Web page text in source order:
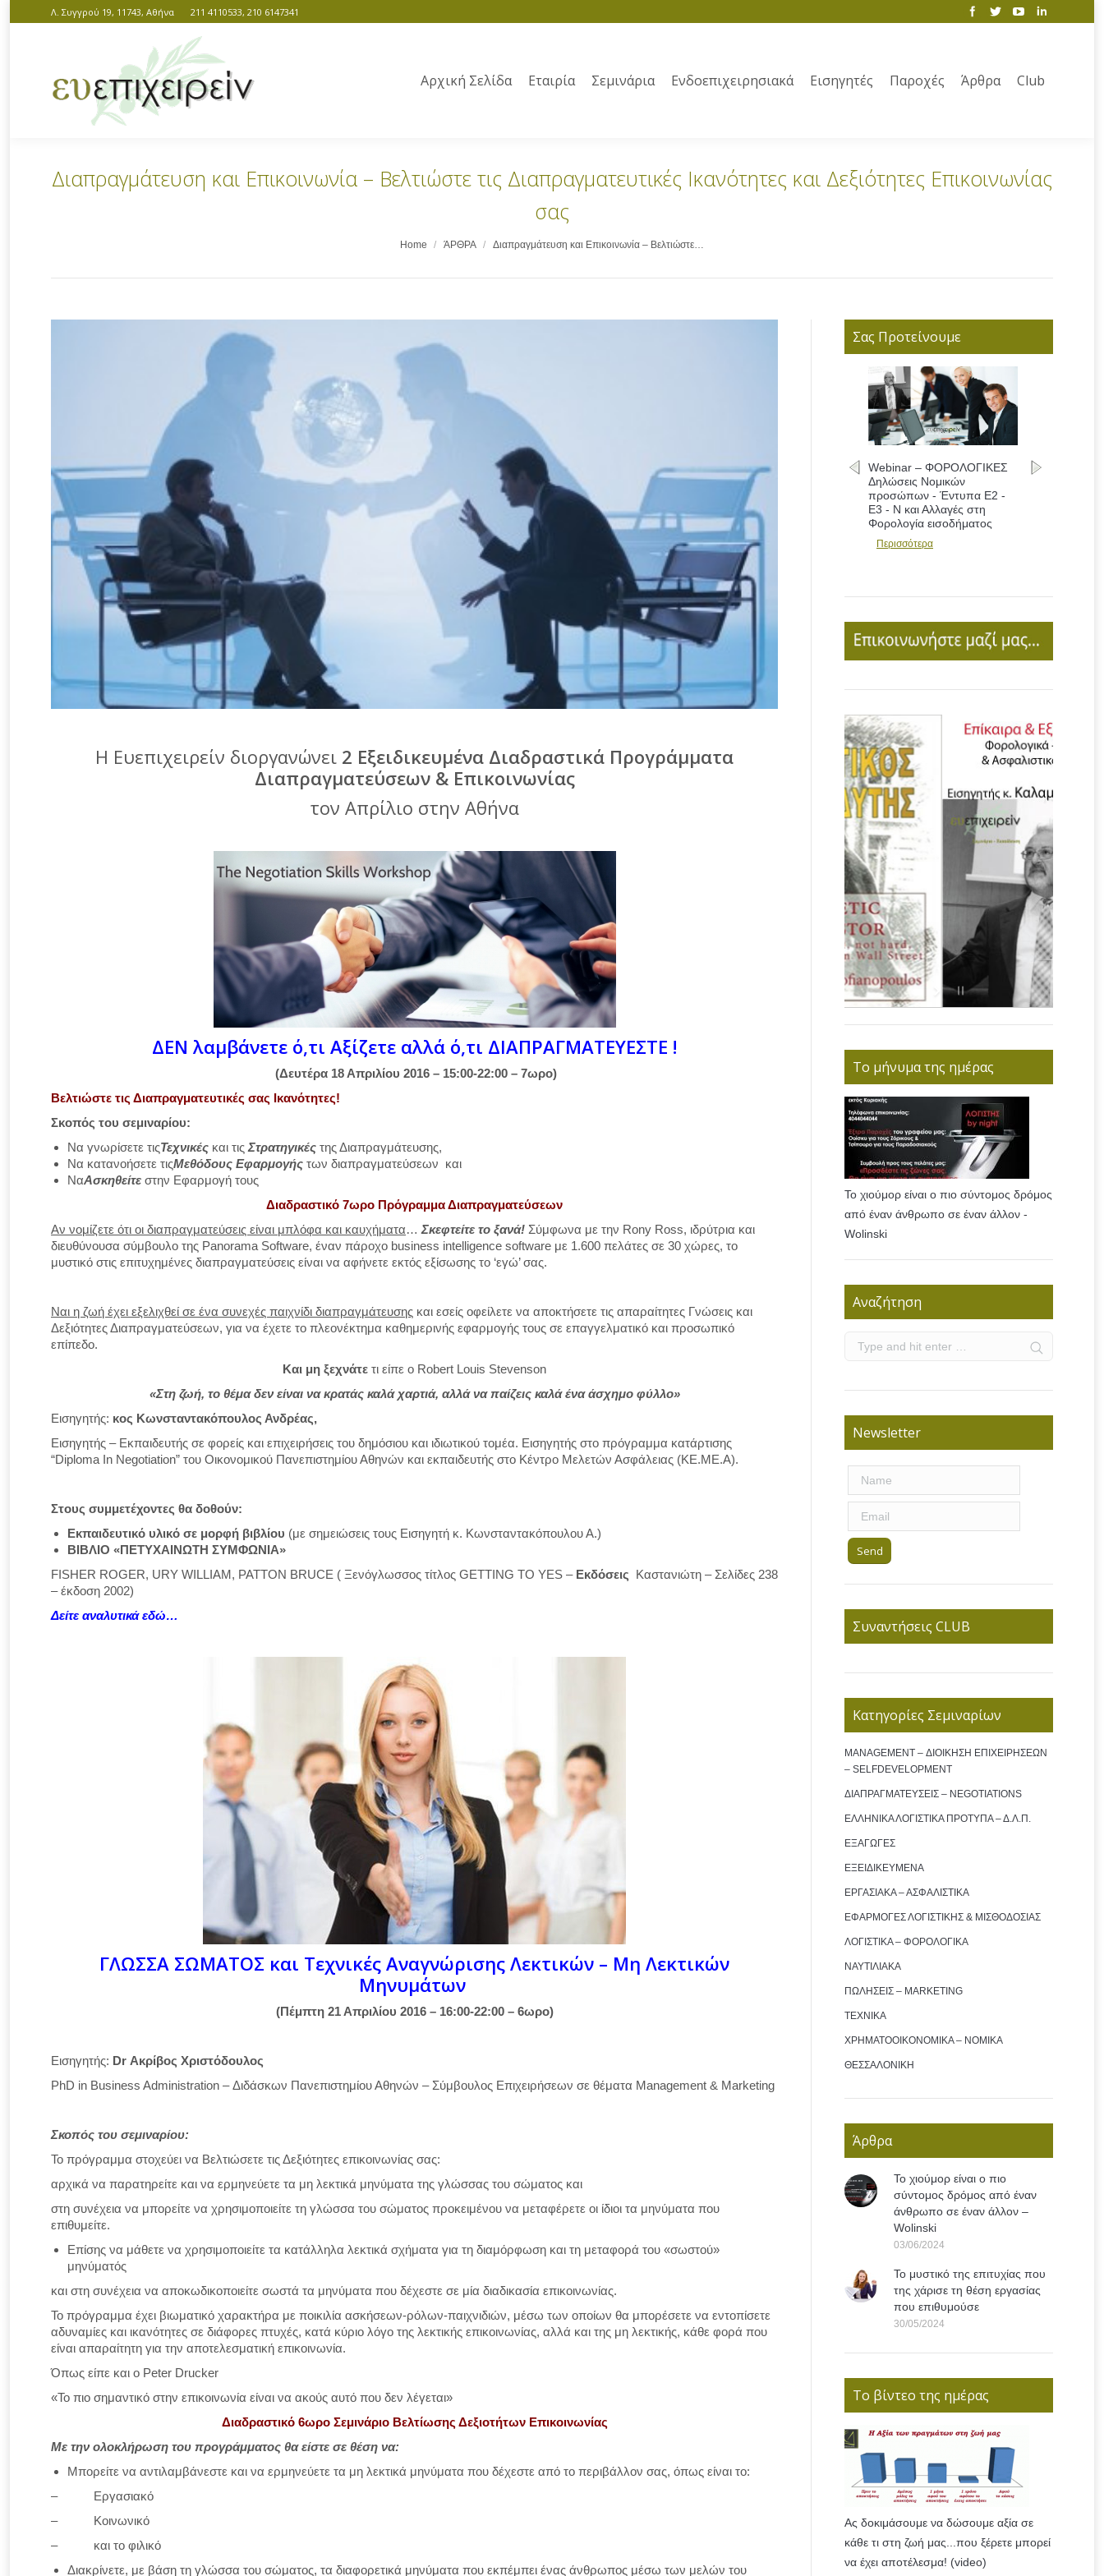
Λ. Συγγρού 19, 11743, Αθήνα 211 4110533, 210 6147341
Αρχική Σελίδα Εταιρία Σεμινάρια Ενδοεπιχειρησιακά Εισηγητές Παροχές Άρθρα Club
Διαπραγμάτευση και Επικοινωνία – Βελτιώστε τις Διαπραγματευτικές Ικανότητες και Δεξιότητες Επικοινωνίας
σας
Home ΆΡΘΡΑ Διαπραγμάτευση και Επικοινωνία – Βελτιώστε…
Η Ευεπιχειρείν διοργανώνει 2 Εξειδικευμένα Διαδραστικά Προγράμματα
Διαπραγματεύσεων & Επικοινωνίας
τον Απρίλιο στην Αθήνα
ΔΕΝ λαμβάνετε ό,τι Αξίζετε αλλά ό,τι ΔΙΑΠΡΑΓΜΑΤΕΥΕΣΤΕ !
(Δευτέρα 18 Απριλίου 2016 – 15:00-22:00 – 7ωρο)
Βελτιώστε τις Διαπραγματευτικές σας Ικανότητες!
Σκοπός του σεμιναρίου:
Να γνωρίσετε τιςΤεχνικές και τις Στρατηγικές της Διαπραγμάτευσης,
Να κατανοήσετε τιςΜεθόδους Εφαρμογής των διαπραγματεύσεων και
ΝαΑσκηθείτε στην Εφαρμογή τους
Διαδραστικό 7ωρο Πρόγραμμα Διαπραγματεύσεων
Αν νομίζετε ότι οι διαπραγματεύσεις είναι μπλόφα και καυχήματα… Σκεφτείτε το ξανά! Σύμφωνα με την Rony Ross, ιδρύτρια και
διευθύνουσα σύμβουλο της Panorama Software, έναν πάροχο business intelligence software με 1.600 πελάτες σε 30 χώρες, το
μυστικό στις επιτυχημένες διαπραγματεύσεις είναι να αφήνετε εκτός εξίσωσης το ‘εγώ’ σας.
Ναι η ζωή έχει εξελιχθεί σε ένα συνεχές παιχνίδι διαπραγμάτευσης και εσείς οφείλετε να αποκτήσετε τις απαραίτητες Γνώσεις και
Δεξιότητες Διαπραγματεύσεων, για να έχετε το πλεονέκτημα καθημερινής εφαρμογής τους σε επαγγελματικό και προσωπικό
επίπεδο.
Και μη ξεχνάτε τι είπε ο Robert Louis Stevenson
«Στη ζωή, το θέμα δεν είναι να κρατάς καλά χαρτιά, αλλά να παίζεις καλά ένα άσχημο φύλλο»
Εισηγητής: κος Κωνσταντακόπουλος Ανδρέας,
Eισηγητής – Εκπαιδευτής σε φορείς και επιχειρήσεις του δημόσιου και ιδιωτικού τομέα. Εισηγητής στο πρόγραμμα κατάρτισης
“Diploma In Negotiation” του Οικονομικού Πανεπιστημίου Αθηνών και εκπαιδευτής στο Κέντρο Μελετών Ασφάλειας (ΚΕ.ΜΕ.Α).
Στους συμμετέχοντες θα δοθούν:
Εκπαιδευτικό υλικό σε μορφή βιβλίου (με σημειώσεις τους Εισηγητή κ. Κωνσταντακόπουλου Α.)
ΒΙΒΛΙΟ «ΠΕΤΥΧΑΙΝΩΤΗ ΣΥΜΦΩΝΙΑ»
FISHER ROGER, URY WILLIAM, PATTON BRUCE ( Ξενόγλωσσος τίτλος GETTING TO YES – Εκδόσεις Καστανιώτη – Σελίδες 238
– έκδοση 2002)
Δείτε αναλυτικά εδώ…
ΓΛΩΣΣΑ ΣΩΜΑΤΟΣ και Τεχνικές Αναγνώρισης Λεκτικών – Μη Λεκτικών
Μηνυμάτων
(Πέμπτη 21 Απριλίου 2016 – 16:00-22:00 – 6ωρο)
Εισηγητής: Dr Ακρίβος Χριστόδουλος
PhD in Business Administration – Διδάσκων Πανεπιστημίου Αθηνών – Σύμβουλος Επιχειρήσεων σε θέματα Μanagement & Marketing
Σκοπός του σεμιναρίου:
Το πρόγραμμα στοχεύει να Βελτιώσετε τις Δεξιότητες επικοινωνίας σας:
αρχικά να παρατηρείτε και να ερμηνεύετε τα μη λεκτικά μηνύματα της γλώσσας του σώματος και
στη συνέχεια να μπορείτε να χρησιμοποιείτε τη γλώσσα του σώματος προκειμένου να μεταφέρετε οι ίδιοι τα μηνύματα που
επιθυμείτε.
Επίσης να μάθετε να χρησιμοποιείτε τα κατάλληλα λεκτικά σχήματα για τη διαμόρφωση και τη μεταφορά του «σωστού»
μηνύματός
και στη συνέχεια να αποκωδικοποιείτε σωστά τα μηνύματα που δέχεστε σε μία διαδικασία επικοινωνίας.
Το πρόγραμμα έχει βιωματικό χαρακτήρα με ποικιλία ασκήσεων-ρόλων-παιχνιδιών, μέσω των οποίων θα μπορέσετε να εντοπίσετε
αδυναμίες και ικανότητες σε διάφορες πτυχές, κατά κύριο λόγο της λεκτικής επικοινωνίας, αλλά και της μη λεκτικής, κάθε φορά που
είναι απαραίτητη για την αποτελεσματική επικοινωνία.
Όπως είπε και ο Peter Drucker
«Το πιο σημαντικό στην επικοινωνία είναι να ακούς αυτό που δεν λέγεται»
Διαδραστικό 6ωρο Σεμινάριο Bελτίωσης Δεξιοτήτων Επικοινωνίας
Με την ολοκλήρωση του προγράμματος θα είστε σε θέση να:
Μπορείτε να αντιλαμβάνεστε και να ερμηνεύετε τα μη λεκτικά μηνύματα που δέχεστε από το περιβάλλον σας, όπως είναι το:
– Εργασιακό
– Κοινωνικό
– και το φιλικό
Διακρίνετε, με βάση τη γλώσσα του σώματος, τα διαφορετικά μηνύματα που εκπέμπει ένας άνθρωπος μέσω των μελών του
Σας Προτείνουμε
Webinar – ΦΟΡΟΛΟΓΙΚΕΣ
Δηλώσεις Νομικών
προσώπων - Έντυπα Ε2 -
Ε3 - Ν και Αλλαγές στη
Φορολογία εισοδήματος
Περισσότερα
Το μήνυμα της ημέρας
Το χιούμορ είναι ο πιο σύντομος δρόμος
από έναν άνθρωπο σε έναν άλλον -
Wolinski
Αναζήτηση
Newsletter
Συναντήσεις CLUB
Κατηγορίες Σεμιναρίων
MANAGEMENT – ΔΙΟΙΚΗΣΗ ΕΠΙΧΕΙΡΗΣΕΩΝ
– SELFDEVELOPMENT
ΔΙΑΠΡΑΓΜΑΤΕΥΣΕΙΣ – NEGOTIATIONS
ΕΛΛΗΝΙΚΑ ΛΟΓΙΣΤΙΚΑ ΠΡΟΤΥΠΑ – Δ.Λ.Π.
ΕΞΑΓΩΓΕΣ
ΕΞΕΙΔΙΚΕΥΜΕΝΑ
ΕΡΓΑΣΙΑΚΑ – ΑΣΦΑΛΙΣΤΙΚΑ
ΕΦΑΡΜΟΓΕΣ ΛΟΓΙΣΤΙΚΗΣ & ΜΙΣΘΟΔΟΣΙΑΣ
ΛΟΓΙΣΤΙΚΑ – ΦΟΡΟΛΟΓΙΚΑ
ΝΑΥΤΙΛΙΑΚΑ
ΠΩΛΗΣΕΙΣ – MARKETING
ΤΕΧΝΙΚΑ
ΧΡΗΜΑΤΟΟΙΚΟΝΟΜΙΚΑ – ΝΟΜΙΚΑ
ΘΕΣΣΑΛΟΝΙΚΗ
Άρθρα
Το χιούμορ είναι ο πιο
σύντομος δρόμος από έναν
άνθρωπο σε έναν άλλον –
Wolinski
03/06/2024
Το μυστικό της επιτυχίας που
της χάρισε τη θέση εργασίας
που επιθυμούσε
30/05/2024
Το βίντεο της ημέρας
Ας δοκιμάσουμε να δώσουμε αξία σε
κάθε τι στη ζωή μας...που ξέρετε μπορεί
να έχει αποτέλεσμα! (video)